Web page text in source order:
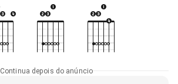
Continua depois do anúncio